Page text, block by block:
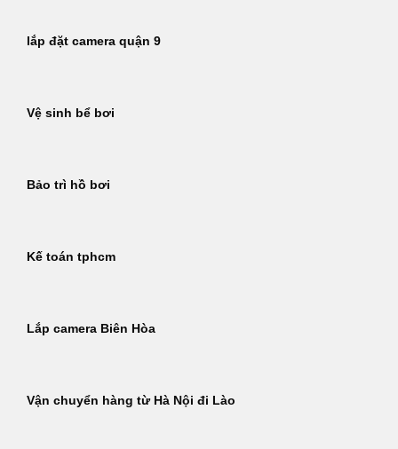
lắp đặt camera quận 9
Vệ sinh bể bơi
Bảo trì hồ bơi
Kế toán tphcm
Lắp camera Biên Hòa
Vận chuyển hàng từ Hà Nội đi Lào